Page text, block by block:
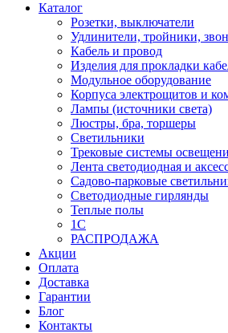
Каталог
Розетки, выключатели
Удлинители, тройники,
Кабель и провод
Изделия для прокладки
Модульное оборудование
Корпуса электрощитов и
Лампы (источники света)
Люстры, бра, торшеры
Светильники
Трековые системы
Лента светодиодная и
Садово-парковые
Светодиодные гирлянды
Теплые полы
1С
РАСПРОДАЖА
Акции
Оплата
Доставка
Гарантии
Блог
Контакты